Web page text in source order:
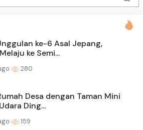
ke-6 Asal Jepang,
ke Semi...
280
Desa dengan Taman Mini
Ding...
159